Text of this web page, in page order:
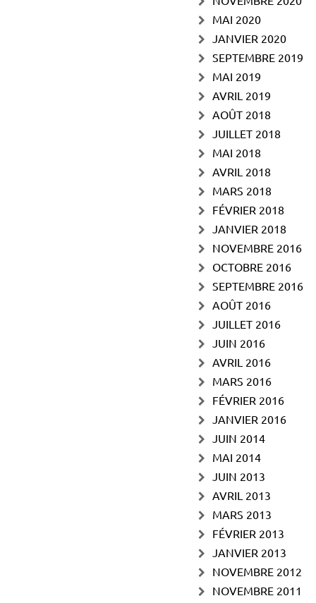
MAI 2020
JANVIER 2020
SEPTEMBRE 2019
MAI 2019
AVRIL 2019
AOÛT 2018
JUILLET 2018
MAI 2018
AVRIL 2018
MARS 2018
FÉVRIER 2018
JANVIER 2018
NOVEMBRE 2016
OCTOBRE 2016
SEPTEMBRE 2016
AOÛT 2016
JUILLET 2016
JUIN 2016
AVRIL 2016
MARS 2016
FÉVRIER 2016
JANVIER 2016
JUIN 2014
MAI 2014
JUIN 2013
AVRIL 2013
MARS 2013
FÉVRIER 2013
JANVIER 2013
NOVEMBRE 2012
NOVEMBRE 2011